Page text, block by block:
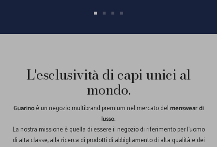
Vai Vai Vai Vai
L'esclusività di capi unici al
mondo.
Guarinoè un negozio multibrand premium nel mercato delmenswear di
lusso.
La nostra missione è quella di essere il negozio di riferimento per l'uomo
di alta classe, alla ricerca di prodotti di abbigliamento di alta qualità e dei